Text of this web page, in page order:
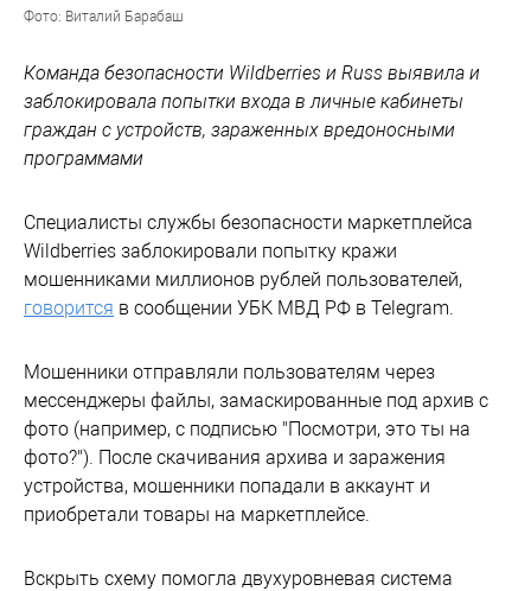
Фото: Виталий Барабаш
Команда безопасности Wildberries и Russ выявила и
заблокировала попытки входа в личные кабинеты
граждан с устройств, зараженных вредоносными
программами
Специалисты службы безопасности маркетплейса
Wildberries заблокировали попытку кражи
мошенниками миллионов рублей пользователей,
говорится в сообщении УБК МВД РФ в Telegram.
Мошенники отправляли пользователям через
мессенджеры файлы, замаскированные под архив с
фото (например, с подписью "Посмотри, это ты на
фото?"). После скачивания архива и заражения
устройства, мошенники попадали в аккаунт и
приобретали товары на маркетплейсе.
Вскрыть схему помогла двухуровневая система